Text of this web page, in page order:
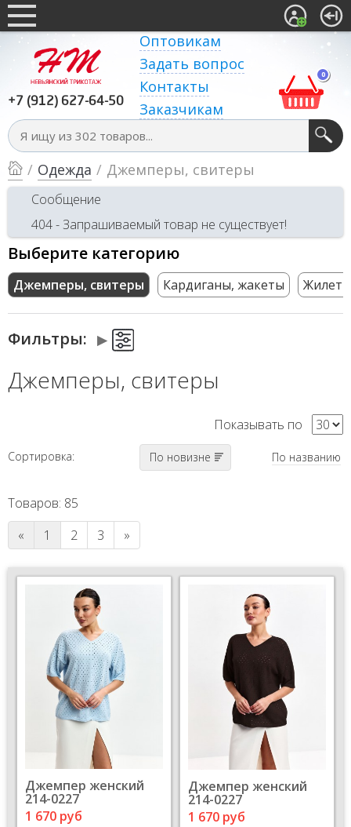
+7 (912) 627-64-50
Оптовикам
Задать вопрос
Контакты
Заказчикам
0
/ Одежда / Джемперы, свитеры
Сообщение
404 - Запрашиваемый товар не существует!
Выберите категорию
Джемперы, свитеры Кардиганы, жакеты Жилеты
Фильтры:
Джемперы, свитеры
Показывать по
Сортировка: По новизне По названию
Товаров: 85
«
1 2 3 »
Джемпер женский
214-0227
1 670 руб
Джемпер женский
214-0227
1 670 руб